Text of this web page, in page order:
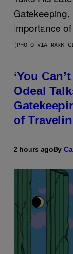
(PHOTO VIA MARK
‘You
Odeal
of
2 hours agoBy